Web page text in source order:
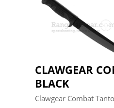
CLAWGEAR
BLACK
Clawgear Combat